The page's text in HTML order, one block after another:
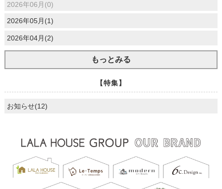
2026年06月(0)
2026年05月(1)
2026年04月(2)
もっとみる
【特集】
お知らせ(12)